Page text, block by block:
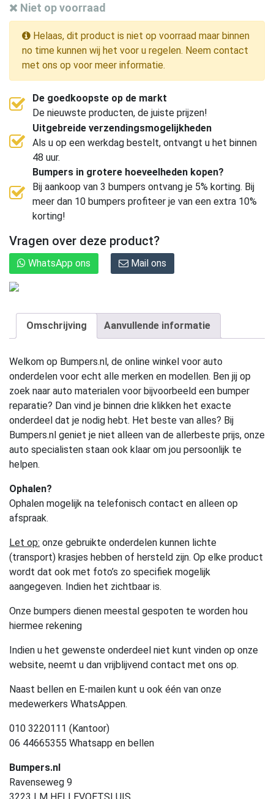
Niet op voorraad
Helaas, dit product is niet op voorraad maar binnen
no time kunnen wij het voor u regelen. Neem contact
met ons op voor meer informatie.
De goedkoopste op de markt
De nieuwste producten, de juiste prijzen!
Uitgebreide verzendingsmogelijkheden
Als u op een werkdag bestelt, ontvangt u het binnen
48 uur.
Bumpers in grotere hoeveelheden kopen?
Bij aankoop van 3 bumpers ontvang je 5% korting. Bij
meer dan 10 bumpers profiteer je van een extra 10%
korting!
Vragen over deze product?
WhatsApp ons Mail ons
Omschrijving Aanvullende informatie
Welkom op Bumpers.nl, de online winkel voor auto
onderdelen voor echt alle merken en modellen. Ben jij op
zoek naar auto materialen voor bijvoorbeeld een bumper
reparatie? Dan vind je binnen drie klikken het exacte
onderdeel dat je nodig hebt. Het beste van alles? Bij
Bumpers.nl geniet je niet alleen van de allerbeste prijs, onze
auto specialisten staan ook klaar om jou persoonlijk te
helpen.
Ophalen?
Ophalen mogelijk na telefonisch contact en alleen op
afspraak.
Let op: onze gebruikte onderdelen kunnen lichte
(transport) krasjes hebben of hersteld zijn. Op elke product
wordt dat ook met foto’s zo specifiek mogelijk
aangegeven. Indien het zichtbaar is.
Onze bumpers dienen meestal gespoten te worden hou
hiermee rekening
Indien u het gewenste onderdeel niet kunt vinden op onze
website, neemt u dan vrijblijvend contact met ons op.
Naast bellen en E-mailen kunt u ook één van onze
medewerkers WhatsAppen.
010 3220111 (Kantoor)
06 44665355 Whatsapp en bellen
Bumpers.nl
Ravenseweg 9